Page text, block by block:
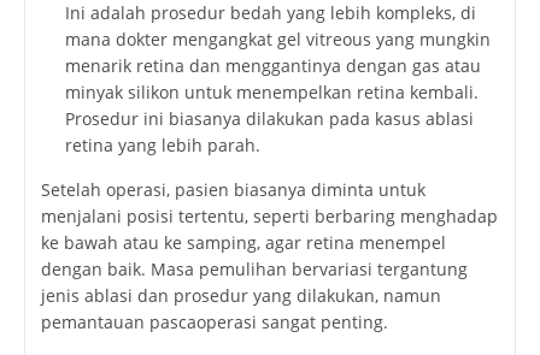
Ini adalah prosedur bedah yang lebih kompleks, di
mana dokter mengangkat gel vitreous yang mungkin
menarik retina dan menggantinya dengan gas atau
minyak silikon untuk menempelkan retina kembali.
Prosedur ini biasanya dilakukan pada kasus ablasi
retina yang lebih parah.
Setelah operasi, pasien biasanya diminta untuk
menjalani posisi tertentu, seperti berbaring menghadap
ke bawah atau ke samping, agar retina menempel
dengan baik. Masa pemulihan bervariasi tergantung
jenis ablasi dan prosedur yang dilakukan, namun
pemantauan pascaoperasi sangat penting.